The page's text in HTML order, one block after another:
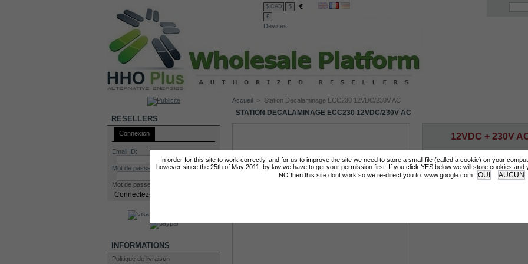
In order for this site to work correctly, and for us to improve the site we need to store a small file (called a cookie) on your
however since the 25th of May 2011, by law we have to get your permission first. If you click YES below we will store cookies
NO then this site dont work so we re-direct you to: www.google.com
$ CAD $ €
£
Devises
RESELLERS
Connexion
Email ID:
Mot de passe:
Mot de passe oublié?
INFORMATIONS
Politique de livraison
Accueil > Station Decalaminage ECC230 12VDC/230V AC
STATION DECALAMINAGE ECC230 12VDC/230V AC
12VDC + 230V
Login for Prices & Ordering Options